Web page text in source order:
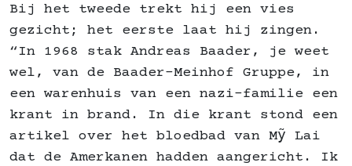
Bij het tweede trekt hij een vies
gezicht; het eerste laat hij zingen.
“In 1968 stak Andreas Baader, je weet
wel, van de Baader-Meinhof Gruppe, in
een warenhuis van een nazi-familie een
krant in brand. In die krant stond een
artikel over het bloedbad van Mỹ Lai
dat de Amerkanen hadden aangericht. Ik